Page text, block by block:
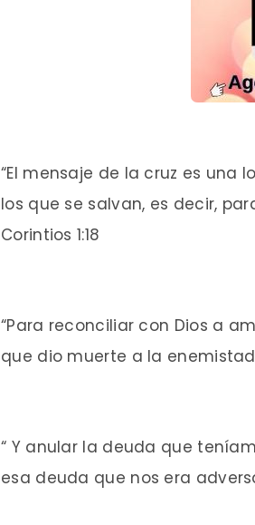
“El mensaje de la cruz es una
los que se salvan, es decir,
Corintios 1:18
“Para reconciliar con Dios a
que dio muerte a la
“ Y anular la deuda que
esa deuda que nos era